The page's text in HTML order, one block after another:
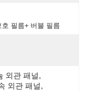
필름+ 버블 필름
외관 패널,
외관 패널,